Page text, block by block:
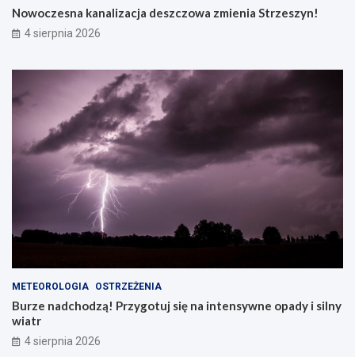
Nowoczesna kanalizacja deszczowa zmienia Strzeszyn!
4 sierpnia 2026
METEOROLOGIA OSTRZEŻENIA
Burze nadchodzą! Przygotuj się na intensywne opady i silny
wiatr
4 sierpnia 2026